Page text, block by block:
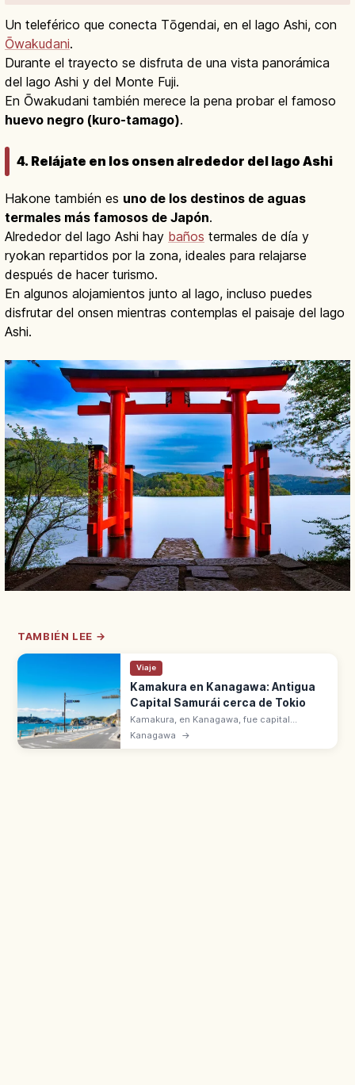
Un teleférico que conecta Tōgendai, en el lago Ashi, con
Ōwakudani.
Durante el trayecto se disfruta de una vista panorámica
del lago Ashi y del Monte Fuji.
En Ōwakudani también merece la pena probar el famoso
huevo negro (kuro-tamago).
4. Relájate en los onsen alrededor del lago Ashi
Hakone también es uno de los destinos de aguas
termales más famosos de Japón.
Alrededor del lago Ashi hay baños termales de día y
ryokan repartidos por la zona, ideales para relajarse
después de hacer turismo.
En algunos alojamientos junto al lago, incluso puedes
disfrutar del onsen mientras contemplas el paisaje del lago
Ashi.
TAMBIÉN LEE →
Viaje
Kamakura en Kanagawa: Antigua
Capital Samurái cerca de Tokio
Kamakura, en Kanagawa, fue capital
samurái de Minamoto no Yoritomo. A 1 h en
JR Yokosuka desde la estación de Tokio, o
Kanagawa →